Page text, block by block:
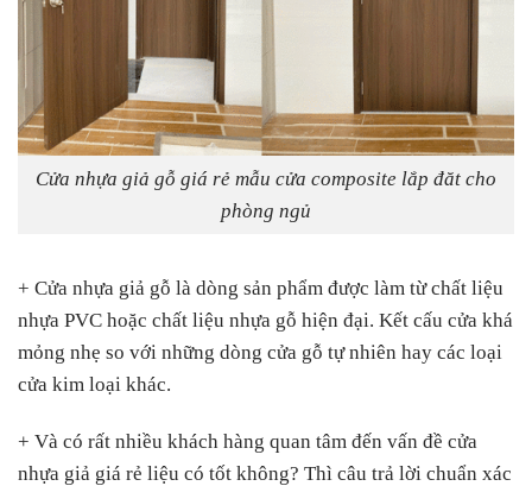
Cửa nhựa giả gỗ giá rẻ mẫu cửa composite lắp đăt cho
phòng ngủ
+ Cửa nhựa giả gỗ là dòng sản phẩm được làm từ chất liệu
nhựa PVC hoặc chất liệu nhựa gỗ hiện đại. Kết cấu cửa khá
mỏng nhẹ so với những dòng cửa gỗ tự nhiên hay các loại
cửa kim loại khác.
+ Và có rất nhiều khách hàng quan tâm đến vấn đề cửa
nhựa giả giá rẻ liệu có tốt không? Thì câu trả lời chuẩn xác